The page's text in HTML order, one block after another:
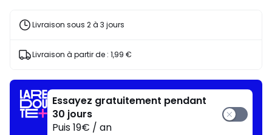
articles
J'en
Livraison sous 2 à 3 jours
Livraison à partir de : 1,99 €
Essayez gratuitement pendant
30 jours
Puis 19€ / an